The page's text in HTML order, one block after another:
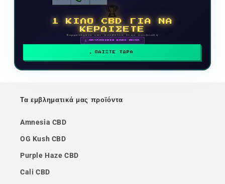
🏆
1 ΚΙΛΟ CBD ΓΙΑ ΝΑ
ΚΕΡΔΙΣΕΤΕ
Συμμετέχετε και ανεβείτε στην κατάταξη
🗓 ΑΝΤΑΜΟΙΒΕΣ ΚΑΘΕ ΜΗΝΑ
ΠΑΙΞΤΕ ΤΩΡΑ
Τα εμβληματικά μας προϊόντα
Amnesia CBD
OG Kush CBD
Purple Haze CBD
Cali CBD